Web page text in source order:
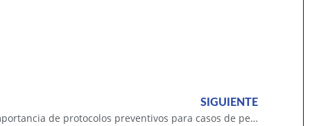
SIGUIENTE
Importancia de protocolos preventivos para casos de pedofilia